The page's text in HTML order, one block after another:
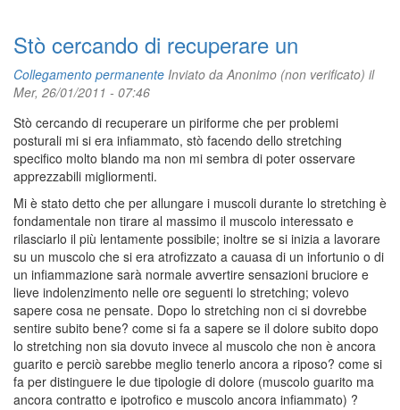
Stò cercando di recuperare un
Collegamento permanente Inviato daAnonimo (non verificato) il
Mer, 26/01/2011 - 07:46
Stò cercando di recuperare un piriforme che per problemi
posturali mi si era infiammato, stò facendo dello stretching
specifico molto blando ma non mi sembra di poter osservare
apprezzabili migliormenti.
Mi è stato detto che per allungare i muscoli durante lo stretching è
fondamentale non tirare al massimo il muscolo interessato e
rilasciarlo il più lentamente possibile; inoltre se si inizia a lavorare
su un muscolo che si era atrofizzato a cauasa di un infortunio o di
un infiammazione sarà normale avvertire sensazioni bruciore e
lieve indolenzimento nelle ore seguenti lo stretching; volevo
sapere cosa ne pensate. Dopo lo stretching non ci si dovrebbe
sentire subito bene? come si fa a sapere se il dolore subito dopo
lo stretching non sia dovuto invece al muscolo che non è ancora
guarito e perciò sarebbe meglio tenerlo ancora a riposo? come si
fa per distinguere le due tipologie di dolore (muscolo guarito ma
ancora contratto e ipotrofico e muscolo ancora infiammato) ?